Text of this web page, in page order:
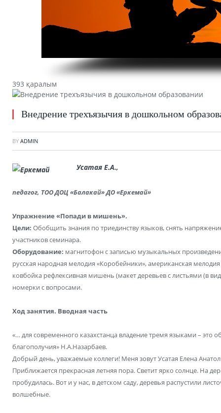
393 қаралым
Внедрение трехъязычия в дошкольном
BY ADMIN
Усатая Е.А.,
педагог, ТОО ДОЦ «Балакай» ДО «Еркемай»
Упражнение «Попади в мишень».
Цели: Обобщить знания по триединству языков, снять
участников семинара.
Оборудование: магнитофон с записью музыкальных
русская народная мелодия «Коробейники», американская
ковбойка рефлексивная мишень (макет деревьев с листьями (в
номерки с вопросами.
Ход занятия. Вводная часть
«… для современного казахстанца владение тремя языками – это
благополучия» Н.А.Назарбаев.
Добрый день, уважаемые коллеги! Меня зовут Усатая Елена
Приближается прекрасная летняя пора. Светит ярко солнце. На
пробудилась. Вот и у нас, в детском саду, деревья распустили
волшебные.